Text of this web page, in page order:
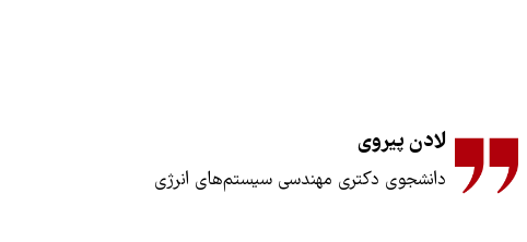
لادن پیروی
دانشجوی دکتری مهندسی سیستم‌های انرژی